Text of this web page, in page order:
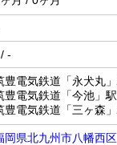
-
豊電気鉄道「永犬丸
豊電気鉄道「今池」
豊電気鉄道「三ヶ森
岡県北九州市八幡西